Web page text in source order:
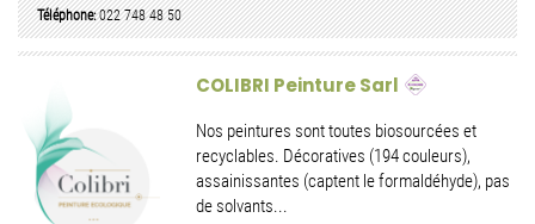
Téléphone:022 748 48 50
COLIBRI Peinture Sarl
Nos peintures sont toutes biosourcées et
recyclables. Décoratives (194 couleurs),
assainissantes (captent le formaldéhyde), pas
de solvants...